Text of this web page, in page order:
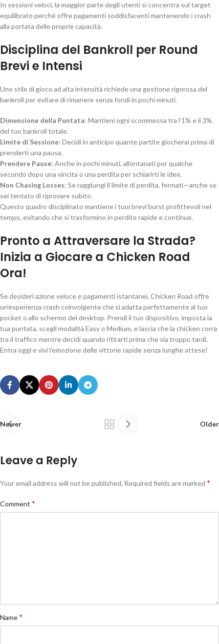
In sessioni veloci, la maggior parte degli utenti si concentra sul target
equilibrato perché offre pagamenti soddisfacenti mantenendo i crash
alla portata delle proprie capacità.
Disciplina del Bankroll per Round
Brevi e Intensi
Uno stile di gioco ad alta intensità richiede una gestione rigorosa del
bankroll per evitare di rimanere senza fondi in pochi minuti.
Dimensione della Puntata: Mantieni ogni scommessa tra l’1% e il 3%
del tuo bankroll totale.
Limite di Sessione: Decidi in anticipo quante partite giocherai prima di
prenderti una pausa.
Prendere Pause: Anche in pochi minuti, allontanati per qualche
secondo dopo una vincita o una perdita per schiarirti le idee.
Non Chasing Losses: Se raggiungi il limite di perdita, fermati—anche se
sei tentato di riprovare subito.
Questo quadro disciplinato mantiene i tuoi brevi burst profittevoli nel
tempo, evitando che si trasformino in perdite rapide e continue.
Pronto a Attraversare la Strada?
Inizia a Giocare a Chicken Road
Ora!
Se desideri azione veloce e pagamenti istantanei, Chicken Road offre
un’esperienza crash coinvolgente che si adatta perfettamente al tuo
pocket o allo schermo del desktop. Prendi il tuo dispositivo, imposta la
tua puntata, scegli modalità Easy o Medium, e lascia che la chicken corra
tra il traffico mentre decidi quando ritirarti prima che sia troppo tardi.
Entra oggi e vivi l’emozione delle vittorie rapide senza lunghe attese!
Newer Older
Leave a Reply
Your email address will not be published. Required fields are marked *
Comment *
Name*